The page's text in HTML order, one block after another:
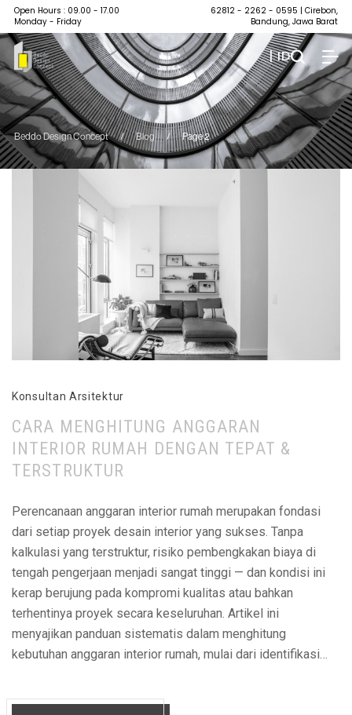
Open Hours : 09.00 - 17.00
Monday - Friday
62812 - 2262 - 0595 | Cirebon,
Bandung, Jawa Barat
| ID
Beddo Design Concept / Blog / Page 2
Konsultan Arsitektur
CARA MENGHITUNG ANGGARAN
INTERIOR RUMAH DENGAN TEPAT &
TERSTRUKTUR
Perencanaan anggaran interior rumah merupakan fondasi
dari setiap proyek desain interior yang sukses. Tanpa
kalkulasi yang terstruktur, risiko pembengkakan biaya di
tengah pengerjaan menjadi sangat tinggi — dan kondisi ini
kerap berujung pada kompromi kualitas atau bahkan
terhentinya proyek secara keseluruhan. Artikel ini
menyajikan panduan sistematis dalam menghitung
kebutuhan anggaran interior rumah, mulai dari identifikasi…